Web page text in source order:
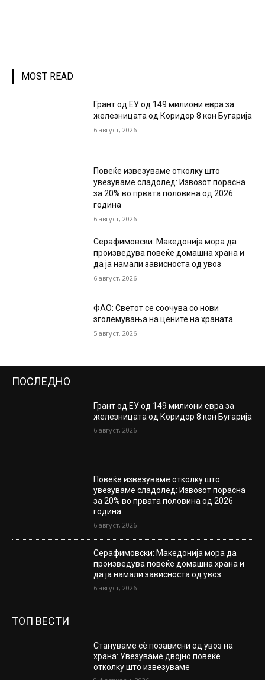
MOST READ
Грант од ЕУ од 149 милиони евра за
железницата од Коридор 8 кон Бугарија
6 август, 2026
Повеќе извезуваме отколку што
увезуваме сладолед: Извозот порасна
за 20% во првата половина од 2026
година
6 август, 2026
Серафимовски: Македонија мора да
произведува повеќе домашна храна и
да ја намали зависноста од увоз
6 август, 2026
ФАО: Светот се соочува со нови
зголемувања на цените на храната
5 август, 2026
ПОСЛЕДНО
Грант од ЕУ од 149 милиони евра за
железницата од Коридор 8 кон Бугарија
6 август, 2026
Повеќе извезуваме отколку што
увезуваме сладолед: Извозот порасна
за 20% во првата половина од 2026
година
6 август, 2026
Серафимовски: Македонија мора да
произведува повеќе домашна храна и
да ја намали зависноста од увоз
6 август, 2026
ТОП ВЕСТИ
Стануваме сè позависни од увоз на
храна: Увезуваме двојно повеќе
отколку што извезуваме